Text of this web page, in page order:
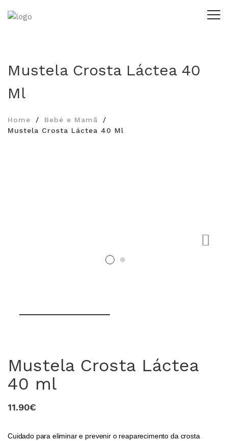
0
Mustela Crosta Láctea 40
Ml
Home
Bebé e Mamã
Mustela Crosta Láctea 40 Ml
Mustela Crosta Láctea
40 ml
11.90€
Cuidado para eliminar e prevenir o reaparecimento da crosta